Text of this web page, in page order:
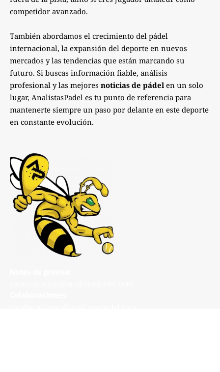
competidor avanzado.
También abordamos el crecimiento del pádel
internacional, la expansión del deporte en nuevos
mercados y las tendencias que están marcando su
futuro. Si buscas información fiable, análisis
profesional y las mejores noticias de pádel en un solo
lugar, AnalistasPadel es tu punto de referencia para
mantenerte siempre un paso por delante en este deporte
en constante evolución.